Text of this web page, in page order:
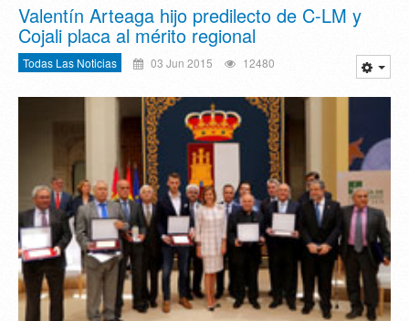
Valentín Arteaga hijo predilecto de C-LM y
Cojali placa al mérito regional
Todas Las Noticias 03 Jun 2015 12480